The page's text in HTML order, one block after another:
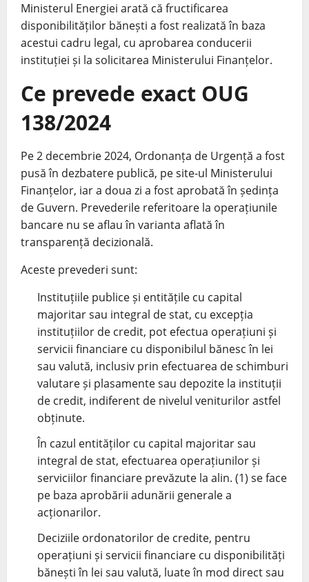
Ministerul Energiei arată că fructificarea
disponibilităților bănești a fost realizată în baza
acestui cadru legal, cu aprobarea conducerii
instituției și la solicitarea Ministerului Finanțelor.
Ce prevede exact OUG
138/2024
Pe 2 decembrie 2024, Ordonanța de Urgență a fost
pusă în dezbatere publică, pe site-ul Ministerului
Finanțelor, iar a doua zi a fost aprobată în ședința
de Guvern. Prevederile referitoare la operațiunile
bancare nu se aflau în varianta aflată în
transparență decizională.
Aceste prevederi sunt:
Instituțiile publice și entitățile cu capital
majoritar sau integral de stat, cu excepția
instituțiilor de credit, pot efectua operațiuni și
servicii financiare cu disponibilul bănesc în lei
sau valută, inclusiv prin efectuarea de schimburi
valutare și plasamente sau depozite la instituții
de credit, indiferent de nivelul veniturilor astfel
obținute.
În cazul entităților cu capital majoritar sau
integral de stat, efectuarea operațiunilor și
serviciilor financiare prevăzute la alin. (1) se face
pe baza aprobării adunării generale a
acționarilor.
Deciziile ordonatorilor de credite, pentru
operațiuni și servicii financiare cu disponibilități
bănești în lei sau valută, luate în mod direct sau